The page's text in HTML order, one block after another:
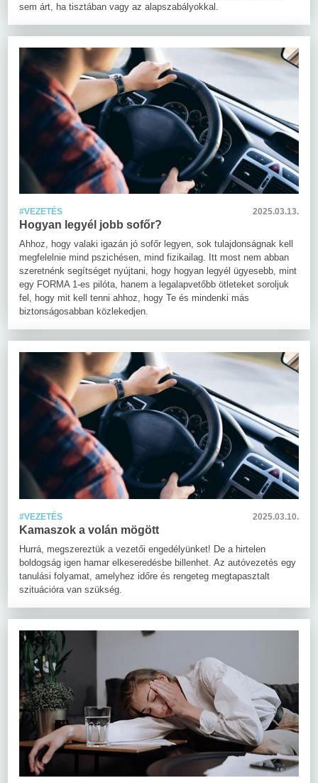
sem árt, ha tisztában vagy az alapszabályokkal.
#VEZETÉS 2025.03.13.
Hogyan legyél jobb sofőr?
Ahhoz, hogy valaki igazán jó sofőr legyen, sok tulajdonságnak kell
megfelelnie mind pszichésen, mind fizikailag. Itt most nem abban
szeretnénk segítséget nyújtani, hogy hogyan legyél ügyesebb, mint
egy FORMA 1-es pilóta, hanem a legalapvetőbb ötleteket soroljuk
fel, hogy mit kell tenni ahhoz, hogy Te és mindenki más
biztonságosabban közlekedjen.
#VEZETÉS 2025.03.10.
Kamaszok a volán mögött
Hurrá, megszereztük a vezetői engedélyünket! De a hirtelen
boldogság igen hamar elkeseredésbe billenhet. Az autóvezetés egy
tanulási folyamat, amelyhez időre és rengeteg megtapasztalt
szituációra van szükség.